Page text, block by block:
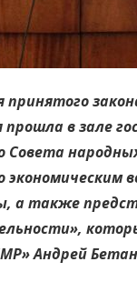
принятого
в зале
Совета
экономическим
а также
Андрей